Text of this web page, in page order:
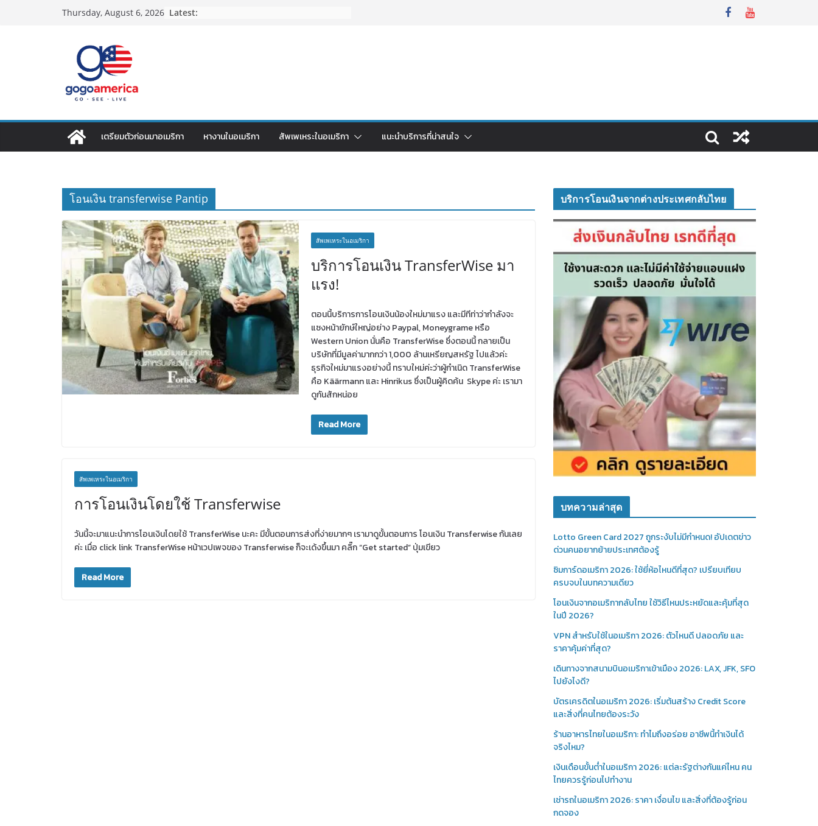
Thursday, August 6, 2026 Latest:
เตรียมตัวก่อนมาอเมริกา หางานในอเมริกา สัพเพเหระในอเมริกา แนะนำบริการที่น่าสนใจ
โอนเงิน transferwise Pantip
สัพเพเหระในอเมริกา
บริการโอนเงิน TransferWise มา
แรง!
ตอนนี้บริการการโอนเงินน้องใหม่มาแรง และมีทีท่าว่ากำลังจะ
แซงหน้ายักษ์ใหญ่อย่าง Paypal, Moneygrame หรือ
Western Union นั่นคือ TransferWise ซึ่งตอนนี้ กลายเป็น
บริษัทที่มีมูลค่ามากกว่า 1,000 ล้านเหรียญสหรัฐ ไปแล้วค่ะ
ธุรกิจใหม่มาแรงอย่างนี้ ทราบใหม่ค่ะว่าผู้กำเนิด TransferWise
คือ Käärmann และ Hinrikus ซึ่งเป็นผู้คิดค้น Skype ค่ะ เรามา
ดูกันสักหน่อย
Read More
สัพเพเหระในอเมริกา
การโอนเงินโดยใช้ Transferwise
วันนี้จะมาแนะนำการโอนเงินโดยใช้ TransferWise นะคะ มีขั้นตอนการส่งที่ง่ายมากๆ เรามาดูขั้นตอนการ โอนเงิน Transferwise กันเลย
ค่ะ เมื่อ click link TransferWise หน้าเวปเพจของ Transferwise ก็จะเด้งขึ้นมา คลิ๊ก “Get started” ปุ่มเขียว
Read More
บริการโอนเงินจากต่างประเทศกลับไทย
บทความล่าสุด
Lotto Green Card 2027 ถูกระงับไม่มีกำหนด! อัปเดตข่าว
ด่วนคนอยากย้ายประเทศต้องรู้
ซิมการ์ดอเมริกา 2026: ใช้ยี่ห้อไหนดีที่สุด? เปรียบเทียบ
ครบจบในบทความเดียว
โอนเงินจากอเมริกากลับไทย ใช้วิธีไหนประหยัดและคุ้มที่สุด
ในปี 2026?
VPN สำหรับใช้ในอเมริกา 2026: ตัวไหนดี ปลอดภัย และ
ราคาคุ้มค่าที่สุด?
เดินทางจากสนามบินอเมริกาเข้าเมือง 2026: LAX, JFK, SFO
ไปยังไงดี?
บัตรเครดิตในอเมริกา 2026: เริ่มต้นสร้าง Credit Score
และสิ่งที่คนไทยต้องระวัง
ร้านอาหารไทยในอเมริกา: ทำไมถึงอร่อย อาชีพนี้ทำเงินได้
จริงไหม?
เงินเดือนขั้นต่ำในอเมริกา 2026: แต่ละรัฐต่างกันแค่ไหน คน
ไทยควรรู้ก่อนไปทำงาน
เช่ารถในอเมริกา 2026: ราคา เงื่อนไข และสิ่งที่ต้องรู้ก่อน
กดจอง